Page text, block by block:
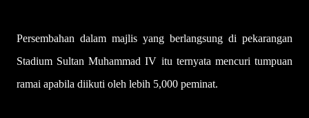
Persembahan dalam majlis yang berlangsung di pekarangan
Stadium Sultan Muhammad IV itu ternyata mencuri tumpuan
ramai apabila diikuti oleh lebih 5,000 peminat.